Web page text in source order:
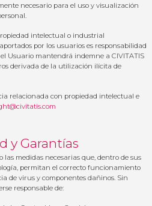
necesario para el uso y visualización
intelectual o industrial
por los usuarios es responsabilidad
Usuario mantendrá indemne a CIVITATIS
derivada de la utilización ilícita de
relacionada con propiedad intelectual e
y Garantías
las medidas necesarias que, dentro de sus
permitan el correcto funcionamiento
de virus y componentes dañinos. Sin
responsable de: